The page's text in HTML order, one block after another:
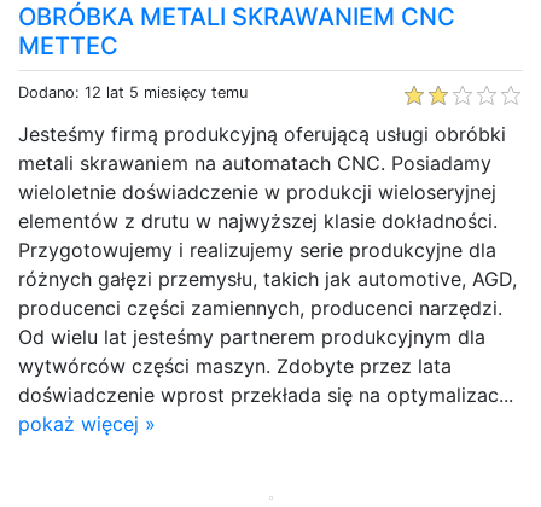
OBRÓBKA METALI SKRAWANIEM CNC
METTEC
Dodano: 12 lat 5 miesięcy temu
Jesteśmy firmą produkcyjną oferującą usługi obróbki
metali skrawaniem na automatach CNC. Posiadamy
wieloletnie doświadczenie w produkcji wieloseryjnej
elementów z drutu w najwyższej klasie dokładności.
Przygotowujemy i realizujemy serie produkcyjne dla
różnych gałęzi przemysłu, takich jak automotive, AGD,
producenci części zamiennych, producenci narzędzi.
Od wielu lat jesteśmy partnerem produkcyjnym dla
wytwórców części maszyn. Zdobyte przez lata
doświadczenie wprost przekłada się na optymalizac...
pokaż więcej »